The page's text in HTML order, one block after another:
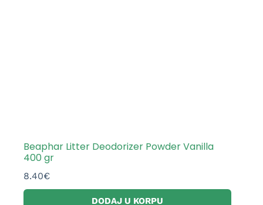
Beaphar Litter Deodorizer Powder Vanilla
400 gr
8.40€
DODAJ U KORPU